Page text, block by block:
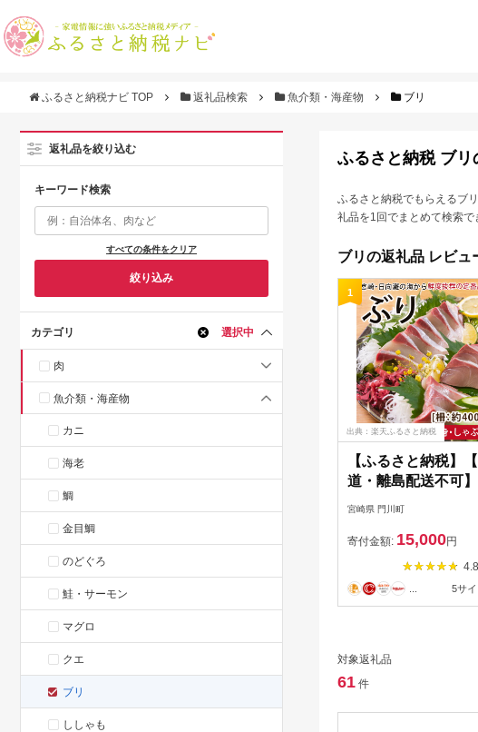
ふるさと納税ナビ TOP 返礼品検索 魚介類・海産物 ブリ
返礼品を絞り込む
キーワード検索
すべての条件をクリア
絞り込み
カテゴリ 選択中
肉
魚介類・海産物
カニ
海老
鯛
金目鯛
のどぐろ
鮭・サーモン
マグロ
クエ
ブリ
ししゃも
ふるさと納税 ブ
ふるさと納税でもらえるブ
礼品を1回でまとめて検索で
ブリの返礼品 レビ
1
出典：楽天ふるさと納税
【ふるさと納税】
道・離島配送不可
ぶりのお刺身(約400
鰤 ぶり柵 刺身 しゃ
ぶ 冷蔵 宮崎県 門川
【UZ-03】【請関
宮崎県 門川町
寄付金額: 15,000円
5サ
対象返礼品
61 件